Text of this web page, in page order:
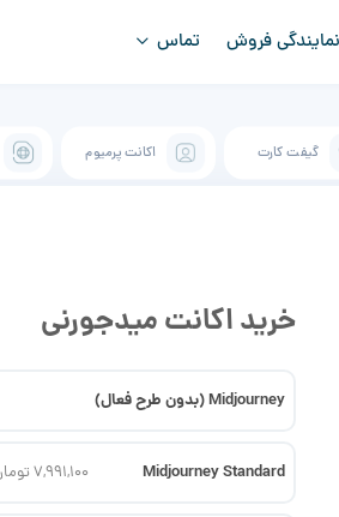
نمایندگی فروش تماس
گیفت کارت اکانت پرمیوم
خرید اکانت میدجورنی
Midjourney (بدون طرح فعال)
Midjourney Standard 7,991,100 تومان